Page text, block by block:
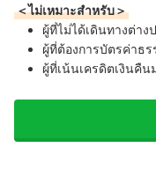
＜ไม่เหมาะสำหรับ＞
ผู้ที่ไม่ได้เดินทางต่าง
ผู้ที่ต้องการบัตรค่าธร
ผู้ที่เน้นเครดิตเงินคื